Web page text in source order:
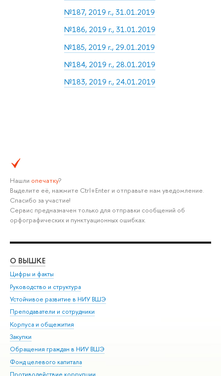
№187, 2019 г., 31.01.2019
№186, 2019 г., 31.01.2019
№185, 2019 г., 29.01.2019
№184, 2019 г., 28.01.2019
№183, 2019 г., 24.01.2019
Нашли опечатку?
Выделите её, нажмите Ctrl+Enter и отправьте нам уведомление.
Спасибо за участие!
Сервис предназначен только для отправки сообщений об
орфографических и пунктуационных ошибках.
О ВЫШКЕ
Цифры и факты
Руководство и структура
Устойчивое развитие в НИУ ВШЭ
Преподаватели и сотрудники
Корпуса и общежития
Закупки
Обращения граждан в НИУ ВШЭ
Фонд целевого капитала